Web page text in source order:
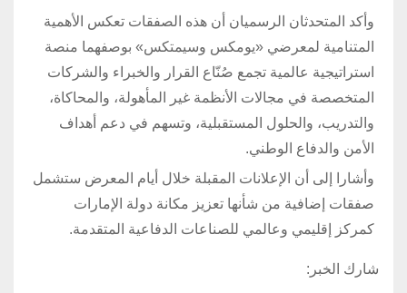
وأكد المتحدثان الرسميان أن هذه الصفقات تعكس الأهمية
المتنامية لمعرضي «يومكس وسيمتكس» بوصفهما منصة
استراتيجية عالمية تجمع صُنّاع القرار والخبراء والشركات
المتخصصة في مجالات الأنظمة غير المأهولة، والمحاكاة،
والتدريب، والحلول المستقبلية، وتسهم في دعم أهداف
الأمن والدفاع الوطني.
وأشارا إلى أن الإعلانات المقبلة خلال أيام المعرض ستشمل
صفقات إضافية من شأنها تعزيز مكانة دولة الإمارات
كمركز إقليمي وعالمي للصناعات الدفاعية المتقدمة.
شارك الخبر: